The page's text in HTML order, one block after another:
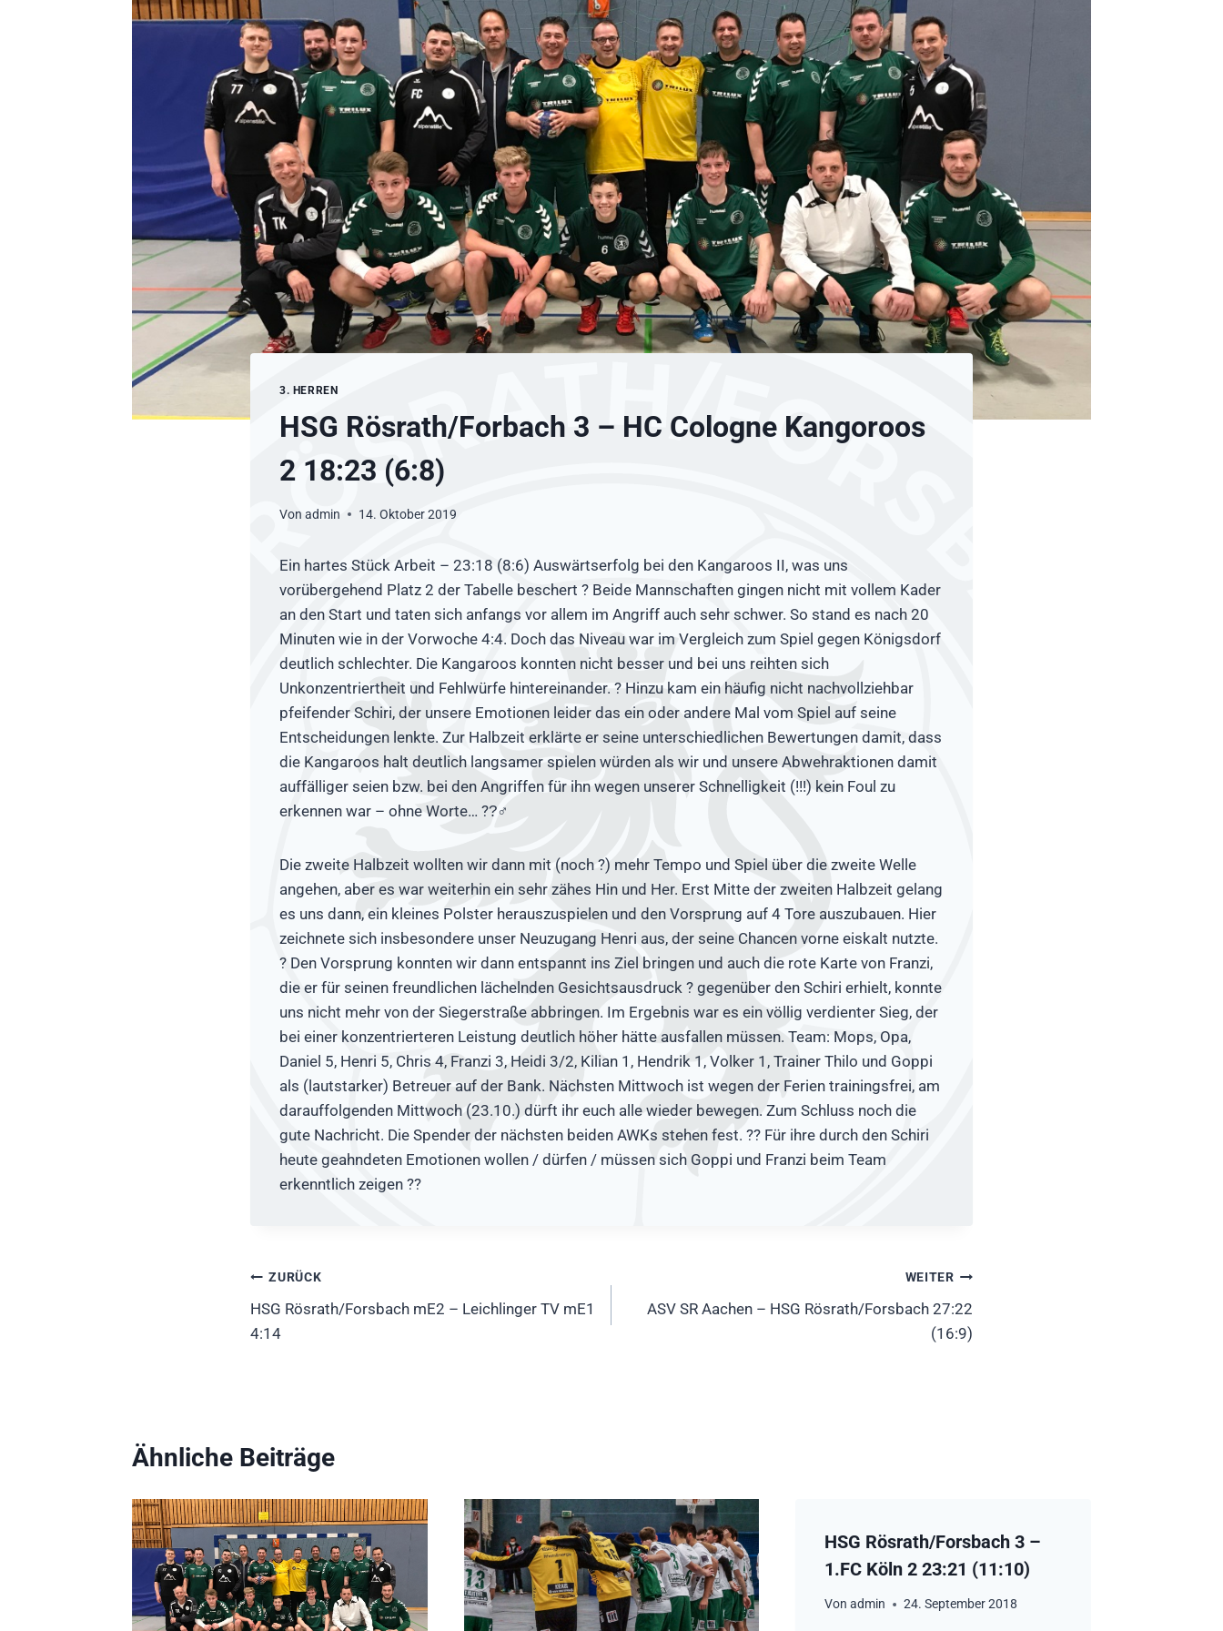
3. HERREN
HSG Rösrath/Forbach 3 – HC Cologne Kangoroos
2 18:23 (6:8)
Von admin 14. Oktober 2019
Ein hartes Stück Arbeit – 23:18 (8:6) Auswärtserfolg bei den Kangaroos II, was uns
vorübergehend Platz 2 der Tabelle beschert ? Beide Mannschaften gingen nicht mit vollem Kader
an den Start und taten sich anfangs vor allem im Angriff auch sehr schwer. So stand es nach 20
Minuten wie in der Vorwoche 4:4. Doch das Niveau war im Vergleich zum Spiel gegen Königsdorf
deutlich schlechter. Die Kangaroos konnten nicht besser und bei uns reihten sich
Unkonzentriertheit und Fehlwürfe hintereinander. ? Hinzu kam ein häufig nicht nachvollziehbar
pfeifender Schiri, der unsere Emotionen leider das ein oder andere Mal vom Spiel auf seine
Entscheidungen lenkte. Zur Halbzeit erklärte er seine unterschiedlichen Bewertungen damit, dass
die Kangaroos halt deutlich langsamer spielen würden als wir und unsere Abwehraktionen damit
auffälliger seien bzw. bei den Angriffen für ihn wegen unserer Schnelligkeit (!!!) kein Foul zu
erkennen war – ohne Worte… ??‍♂
Die zweite Halbzeit wollten wir dann mit (noch ?) mehr Tempo und Spiel über die zweite Welle
angehen, aber es war weiterhin ein sehr zähes Hin und Her. Erst Mitte der zweiten Halbzeit gelang
es uns dann, ein kleines Polster herauszuspielen und den Vorsprung auf 4 Tore auszubauen. Hier
zeichnete sich insbesondere unser Neuzugang Henri aus, der seine Chancen vorne eiskalt nutzte.
? Den Vorsprung konnten wir dann entspannt ins Ziel bringen und auch die rote Karte von Franzi,
die er für seinen freundlichen lächelnden Gesichtsausdruck ? gegenüber den Schiri erhielt, konnte
uns nicht mehr von der Siegerstraße abbringen. Im Ergebnis war es ein völlig verdienter Sieg, der
bei einer konzentrierteren Leistung deutlich höher hätte ausfallen müssen. Team: Mops, Opa,
Daniel 5, Henri 5, Chris 4, Franzi 3, Heidi 3/2, Kilian 1, Hendrik 1, Volker 1, Trainer Thilo und Goppi
als (lautstarker) Betreuer auf der Bank. Nächsten Mittwoch ist wegen der Ferien trainingsfrei, am
darauffolgenden Mittwoch (23.10.) dürft ihr euch alle wieder bewegen. Zum Schluss noch die
gute Nachricht. Die Spender der nächsten beiden AWKs stehen fest. ?? Für ihre durch den Schiri
heute geahndeten Emotionen wollen / dürfen / müssen sich Goppi und Franzi beim Team
erkenntlich zeigen ??
Beitragsnavigation
ZURÜCK
HSG Rösrath/Forsbach mE2 – Leichlinger TV mE1
4:14
WEITER
ASV SR Aachen – HSG Rösrath/Forsbach 27:22
(16:9)
Ähnliche Beiträge
HSG Rösrath/Forsbach 3 –
1.FC Köln 2 23:21 (11:10)
Von admin 24. September 2018